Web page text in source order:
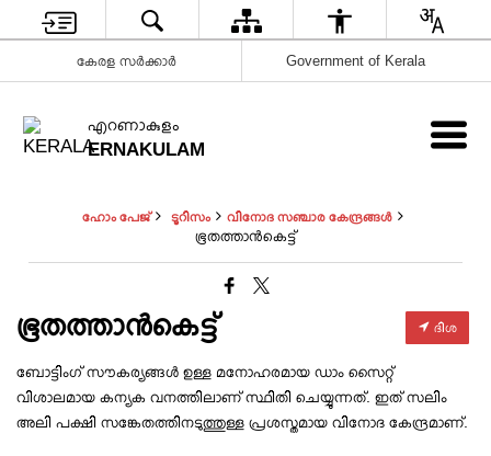
കേരള സർക്കാർ Government of Kerala
എറണാകുളം
ERNAKULAM
ഹോം പേജ് ടൂറിസം വിനോദ സഞ്ചാര കേന്ദ്രങ്ങൾ
ഭൂതത്താൻകെട്ട്
ഭൂതത്താൻകെട്ട് ദിശ
ബോട്ടിംഗ് സൗകര്യങ്ങൾ ഉള്ള മനോഹരമായ ഡാം സൈറ്റ്
വിശാലമായ കന്യക വനത്തിലാണ് സ്ഥിതി ചെയ്യുന്നത്. ഇത് സലിം
അലി പക്ഷി സങ്കേതത്തിനടുത്തുള്ള പ്രശസ്തമായ വിനോദ കേന്ദ്രമാണ്.
ഭൂതത്താൻകെട്ട്